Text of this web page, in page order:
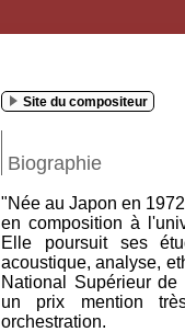
Site du compositeur
Biographie
"Née au Japon en
en composition à
Elle poursuit ses
acoustique, analyse,
National Supérieur
un prix mention
orchestration.